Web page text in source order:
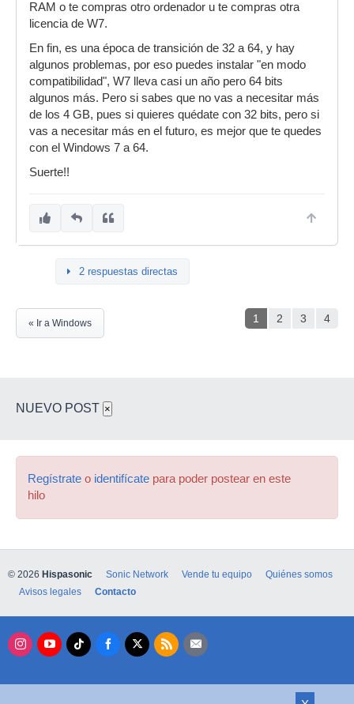
RAM o te compras otro ordenador u te compras otra
licencia de W7.
En fin, es una época de transición de 32 a 64, y hay
algunos problemas, por eso puedes instalar "en modo
compatibilidad", W7 lleva casi un año pero 64 bits
algunos más. Pero si sabes que no vas a necesitar más
de los 4 GB, pues si quieres quédate con 32 bits, pero si
vas a necesitar más en el futuro, es mejor que te quedes
con el Windows 7 a 64.
Suerte!!
2 respuestas directas
1 2 3 4
« Ir a Windows
NUEVO POST ×
Regístrate o identifícate para poder postear en este
hilo
© 2026 Hispasonic Sonic Network Vende tu equipo
Quiénes somos
Avisos legales
Contacto